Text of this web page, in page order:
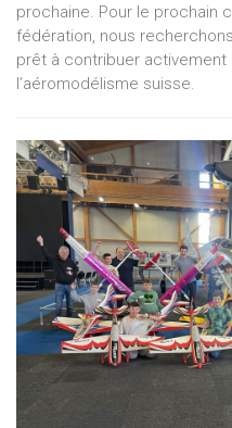
prochaine. Pour le prochain
fédération, nous
prêt à contribuer activement
l’aéromodélisme suisse.